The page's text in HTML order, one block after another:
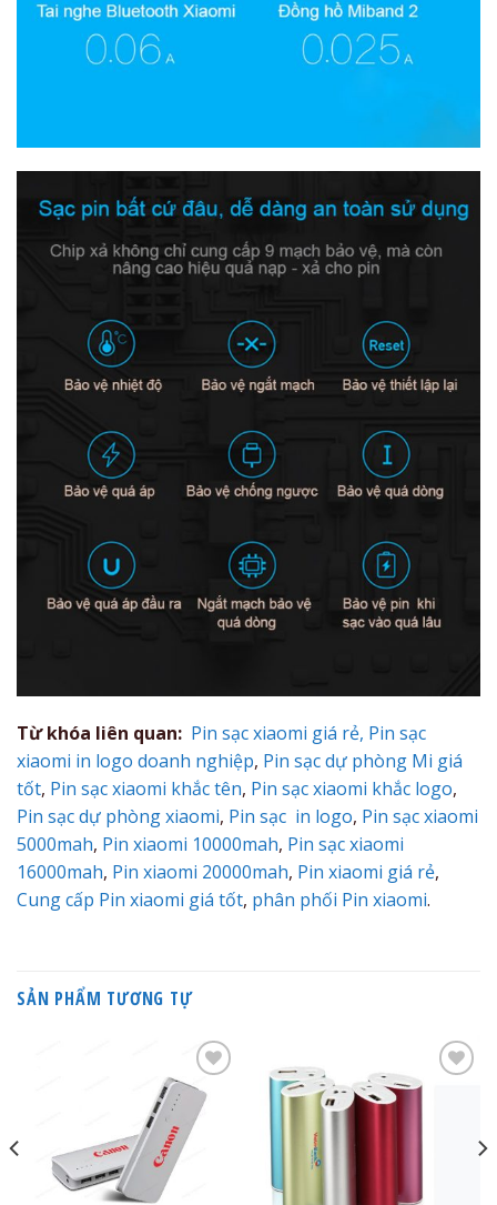
Từ khóa liên quan: Pin sạc xiaomi giá rẻ, Pin sạc
xiaomi in logo doanh nghiệp, Pin sạc dự phòng Mi giá
tốt, Pin sạc xiaomi khắc tên, Pin sạc xiaomi khắc logo,
Pin sạc dự phòng xiaomi, Pin sạc in logo, Pin sạc xiaomi
5000mah, Pin xiaomi 10000mah, Pin sạc xiaomi
16000mah, Pin xiaomi 20000mah, Pin xiaomi giá rẻ,
Cung cấp Pin xiaomi giá tốt, phân phối Pin xiaomi.
SẢN PHẨM TƯƠNG TỰ
Add to
Wishlist